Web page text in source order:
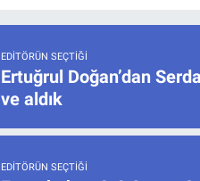
EDITÖRÜN SEÇTIĞI
Ertuğrul Doğan’dan
ve aldık
EDITÖRÜN SEÇTIĞI